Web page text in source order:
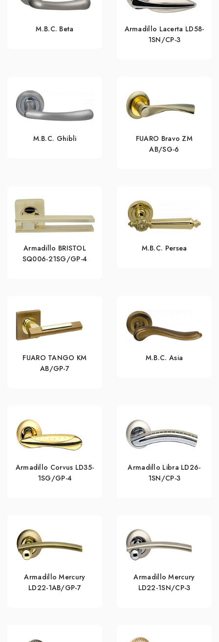
M.B.C. Beta
Armadillo Lacerta LD58-
1SN/CP-3
M.B.C. Ghibli
FUARO Bravo ZM
AB/SG-6
Armadillo BRISTOL
SQ006-21SG/GP-4
M.B.C. Persea
FUARO TANGO KM
AB/GP-7
M.B.C. Asia
Armadillo Corvus LD35-
1SG/GP-4
Armadillo Libra LD26-
1SN/CP-3
Armadillo Mercury
LD22-1AB/GP-7
Armadillo Mercury
LD22-1SN/CP-3